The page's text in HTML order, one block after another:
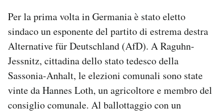
SHOP
CALENDARIO
AREA PERSONALE
Per la prima volta in Germania è stato eletto
sindaco un esponente del partito di estrema destra
Alternative für Deutschland (AfD). A Raguhn-
Jessnitz, cittadina dello stato tedesco della
Sassonia-Anhalt, le elezioni comunali sono state
vinte da Hannes Loth, un agricoltore e membro del
consiglio comunale. Al ballottaggio con un